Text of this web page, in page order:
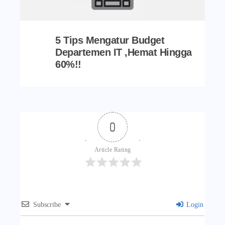
5 Tips Mengatur Budget
Departemen IT ,Hemat Hingga
60%!!
0
Article Rating
Subscribe Login